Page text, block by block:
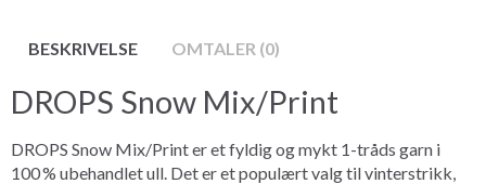
BESKRIVELSE OMTALER (0)
DROPS Snow Mix/Print
DROPS Snow Mix/Print er et fyldig og mykt 1-tråds garn i
100 % ubehandlet ull. Det er et populært valg til vinterstrikk,